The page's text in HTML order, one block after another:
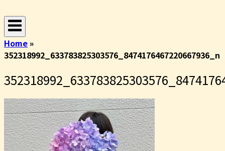
ン
テ
ン
ツ
ス
ッ
プ
ー
ム
Home»
352318992_633783825303576_8474176467220667936_n